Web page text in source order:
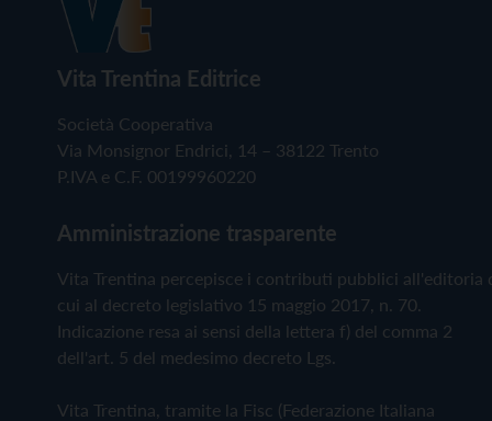
Vita Trentina Editrice
Società Cooperativa
Via Monsignor Endrici, 14 – 38122 Trento
P.IVA e C.F. 00199960220
Amministrazione trasparente
Vita Trentina percepisce i contributi pubblici all'editoria
cui al decreto legislativo 15 maggio 2017, n. 70.
Indicazione resa ai sensi della lettera f) del comma 2
dell'art. 5 del medesimo decreto Lgs.
Vita Trentina, tramite la Fisc (Federazione Italiana